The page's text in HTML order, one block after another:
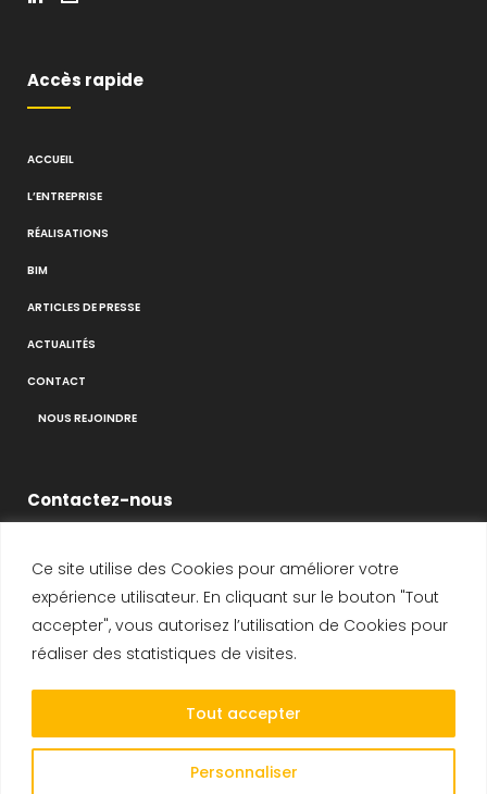
Ce site utilise des Cookies pour améliorer votre
expérience utilisateur. En cliquant sur le bouton "Tout
accepter", vous autorisez l’utilisation de Cookies pour
réaliser des statistiques de visites.
Personnaliser
Tout accepter
Accès rapide
ACCUEIL
L’ENTREPRISE
RÉALISATIONS
BIM
ARTICLES DE PRESSE
ACTUALITÉS
CONTACT
NOUS REJOINDRE
Contactez-nous
14-16 Voie de Montavas
91320 Wissous
SIRET : 408 231 447 00025
E-mail :CONTACT